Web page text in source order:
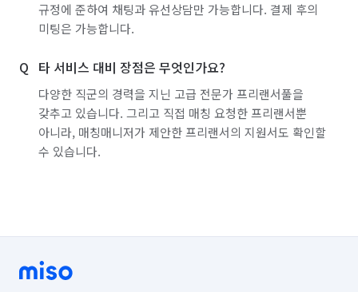
규정에 준하여 채팅과 유선상담만 가능합니다. 결제 후의
미팅은 가능합니다.
타 서비스 대비 장점은 무엇인가요?
다양한 직군의 경력을 지닌 고급 전문가 프리랜서풀을
갖추고 있습니다. 그리고 직접 매칭 요청한 프리랜서뿐
아니라, 매칭매니저가 제안한 프리랜서의 지원서도 확인할
수 있습니다.